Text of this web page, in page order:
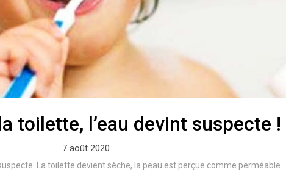
toilette, l’eau devint suspecte !
7 août 2020
La toilette devient sèche, la peau est perçue comme perméable